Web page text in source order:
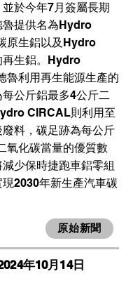
於今年7月簽屬長期
魯提供名為Hydro
原生鋁以及Hydro
生鋁。Hydro
魯利用再生能源生產的
公斤鋁最多4公斤二
CIRCAL則利用至
料，碳足跡為每公斤
氧化碳當量的優質數
少保時捷跑車鋁零組
2030年新生產汽車碳
原始新聞
年10月14日